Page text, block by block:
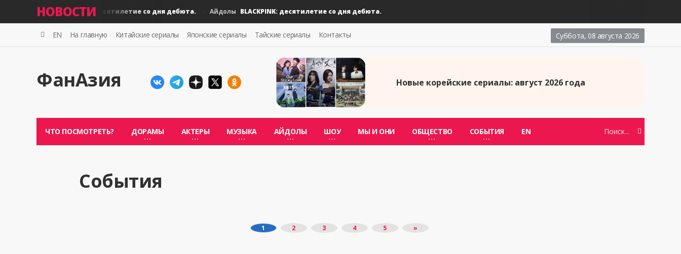
НОВОСТИ
BLACKPINK: десятилетие со дня дебюта. Айдолы BLACKPINK: десятилетие со дня дебюта.
Суббота, 08 августа 2026
EN На главную Китайские сериалы Японские сериалы Тайские сериалы Контакты
ФанАзия Новые корейские сериалы: август 2026 года
ЧТО ПОСМОТРЕТЬ? ДОРАМЫ АКТЕРЫ МУЗЫКА АЙДОЛЫ ШОУ МЫ И ОНИ ОБЩЕСТВО СОБЫТИЯ EN
События
1 2 3 4 5 »